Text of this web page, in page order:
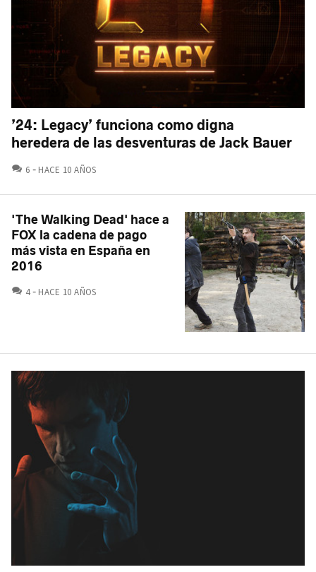
’24: Legacy’ funciona como digna
heredera de las desventuras de Jack Bauer
6 COMENTARIOS
HACE 10 AÑOS
'The Walking Dead' hace a
FOX la cadena de pago
más vista en España en
2016
4 COMENTARIOS
HACE 10 AÑOS